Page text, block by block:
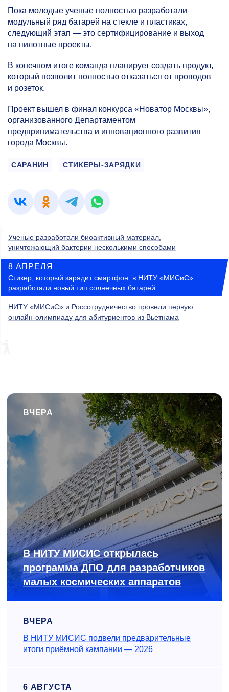
Пока молодые ученые полностью разработали
модульный ряд батарей на стекле и пластиках,
следующий этап — это сертифицирование и выход
на пилотные проекты.
В конечном итоге команда планирует создать продукт,
который позволит полностью отказаться от проводов
и розеток.
Проект вышел в финал конкурса «Новатор Москвы»,
организованного Департаментом
предпринимательства и инновационного развития
города Москвы.
САРАНИН СТИКЕРЫ-ЗАРЯДКИ
Ученые разработали биоактивный материал,
уничтожающий бактерии несколькими способами
8 АПРЕЛЯ
Стикер, который зарядит смартфон: в НИТУ «МИСиС»
разработали новый тип солнечных батарей
НИТУ «МИСиС» и Россотрудничество провели первую
онлайн-олимпиаду для абитуриентов из Вьетнама
ВЧЕРА
В НИТУ МИСИС открылась
программа ДПО для разработчиков
малых космических аппаратов
ВЧЕРА
В НИТУ МИСИС подвели предварительные
итоги приёмной кампании — 2026
6 АВГУСТА